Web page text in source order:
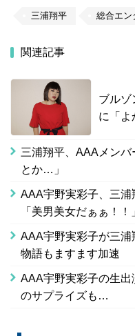
三浦翔平 総合エン
関連記事
ブルゾ
に「よ
三浦翔平、AAAメン
とか…」
AAA宇野実彩子、三
「美男美女だぁぁ！！
AAA宇野実彩子が三
物語もますます加速
AAA宇野実彩子の生
のサプライズも…